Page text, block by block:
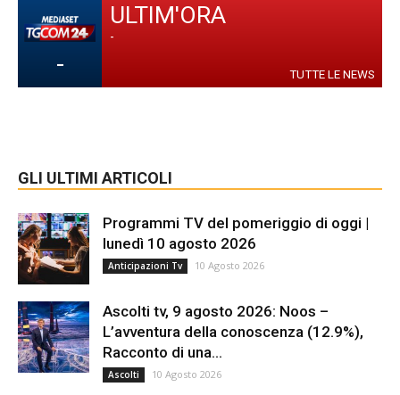
-
ULTIM'ORA
-
TUTTE LE NEWS
GLI ULTIMI ARTICOLI
Programmi TV del pomeriggio di oggi |
lunedì 10 agosto 2026
Anticipazioni Tv 10 Agosto 2026
Ascolti tv, 9 agosto 2026: Noos –
L’avventura della conoscenza (12.9%),
Racconto di una...
Ascolti 10 Agosto 2026